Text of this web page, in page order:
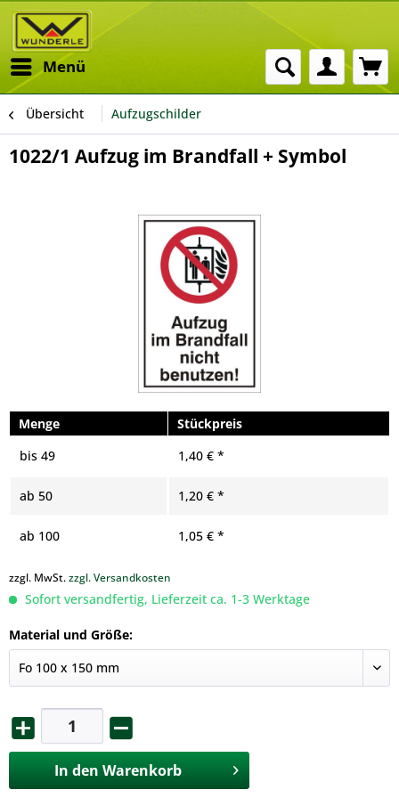
Menü
Übersicht Aufzugschilder
1022/1 Aufzug im Brandfall + Symbol
Menge
Stückpreis
bis 49 1,40 € *
ab 50 1,20 € *
ab 100 1,05 € *
zzgl. MwSt.zzgl. Versandkosten
Sofort versandfertig, Lieferzeit ca. 1-3 Werktage
Material und Größe:
In den Warenkorb